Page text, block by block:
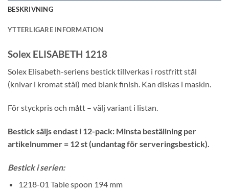
BESKRIVNING
YTTERLIGARE INFORMATION
Solex ELISABETH 1218
Solex Elisabeth-seriens bestick tillverkas i rostfritt stål
(knivar i kromat stål) med blank finish. Kan diskas i maskin.
För styckpris och mått – välj variant i listan.
Bestick säljs endast i 12-pack: Minsta beställning per
artikelnummer = 12 st (undantag för serveringsbestick).
Bestick i serien:
1218-01 Table spoon 194 mm